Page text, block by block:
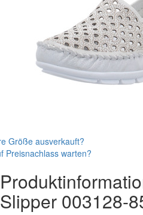
Größe ausverkauft?
Preisnachlass warten?
Slipper 003128-